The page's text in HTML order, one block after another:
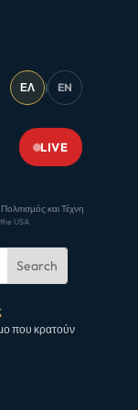
ΕΛ | EN
LIVE
και Τέχνη
USA
που κρατούν